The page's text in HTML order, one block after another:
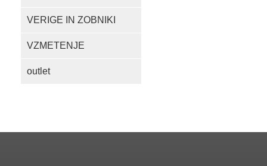
VERIGE IN ZOBNIKI
VZMETENJE
outlet